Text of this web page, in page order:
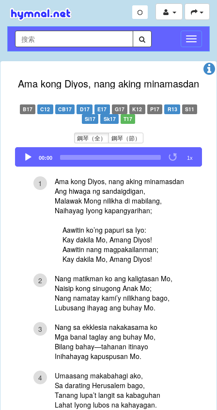
切
換
導
Ama kong Diyos, nang aking minamasdan
B17 C12 CB17 D17 E17 G17 K12 P17 R13
S11
Si17
Sk17 T17
鋼琴（全） 鋼琴（節）
Audio
Player
00:00 1x
1
Ama kong Diyos, nang aking minamasdan
Ang hiwaga ng sandaigdigan,
Malawak Mong nilikha di mabilang,
Naihayag Iyong kapangyarihan;
Aawitin ko’ng papuri sa Iyo:
Kay dakila Mo, Amang Diyos!
Aawitin nang magpakailanman;
Kay dakila Mo, Amang Diyos!
2
Nang matikman ko ang kaligtasan Mo,
Naisip kong sinugong Anak Mo;
Nang namatay kami’y nilikhang bago,
Lubusang ihayag ang buhay Mo.
3
Nang sa ekklesia nakakasama ko
Mga banal taglay ang buhay Mo,
Bilang bahay—tahanan itinayo
Inihahayag kapuspusan Mo.
4
Umaasang makabahagi ako,
Sa darating Herusalem bago,
Tanang lupa’t langit sa kabaguhan
Lahat Iyong lubos na kahayagan.